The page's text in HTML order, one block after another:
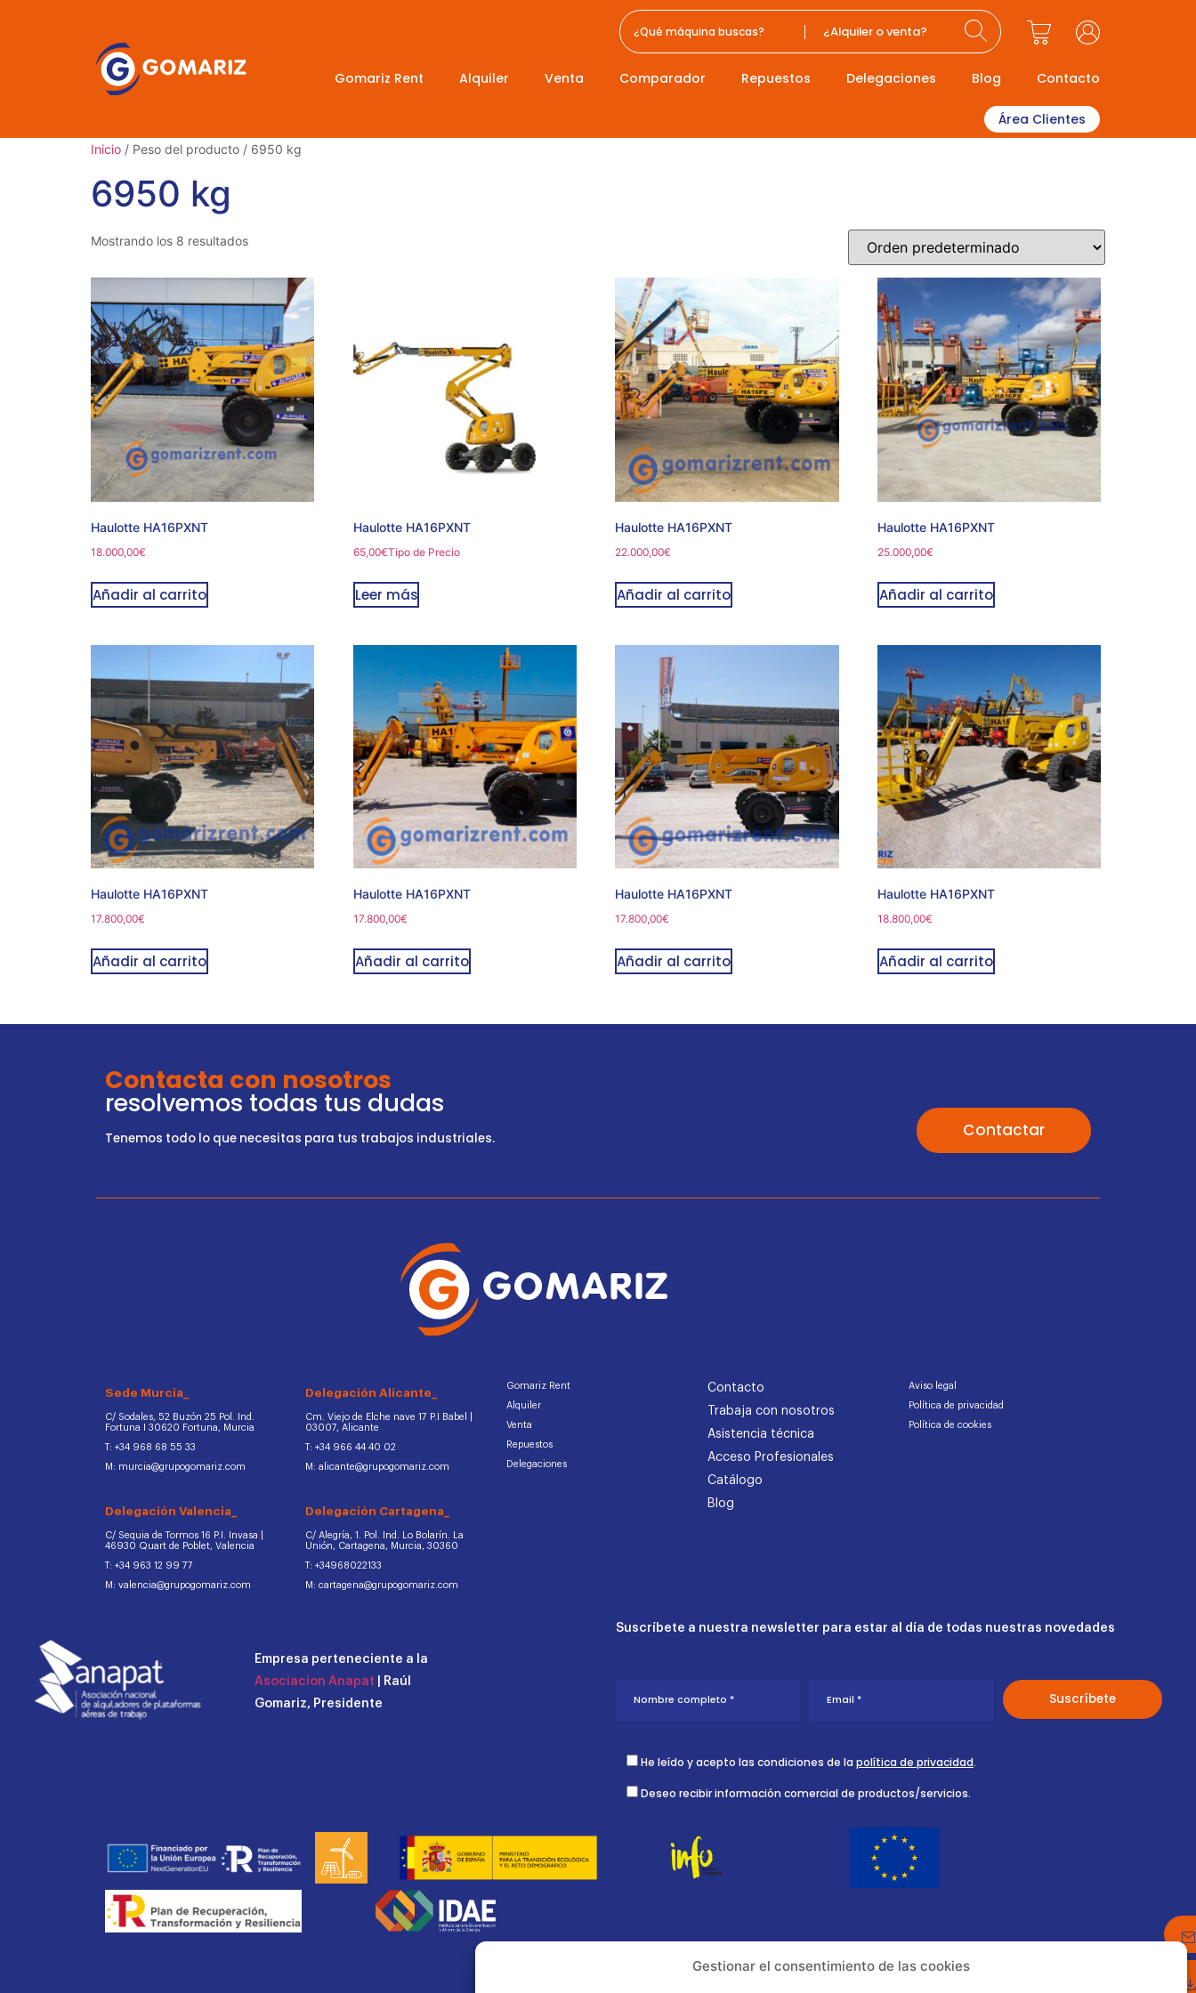
Gestionar el consentimiento de las cookies
¿Alquiler o venta?
Gomariz Rent Alquiler Venta Comparador Repuestos Delegaciones Blog Contacto
Área Clientes
Inicio / Peso del producto / 6950 kg
6950 kg
Mostrando los 8 resultados
Haulotte HA16PXNT
18.000,00€
Añadir al carrito
Haulotte HA16PXNT
65,00€Tipo de Precio
Leer más
Haulotte HA16PXNT
22.000,00€
Añadir al carrito
Haulotte HA16PXNT
25.000,00€
Añadir al carrito
Haulotte HA16PXNT
17.800,00€
Añadir al carrito
Haulotte HA16PXNT
17.800,00€
Añadir al carrito
Haulotte HA16PXNT
17.800,00€
Añadir al carrito
Haulotte HA16PXNT
18.800,00€
Añadir al carrito
Contacta con nosotros
resolvemos todas tus dudas
Tenemos todo lo que necesitas para tus trabajos industriales. Contactar
Sede Murcia_
C/ Sodales, 52 Buzón 25 Pol. Ind.
Fortuna I 30620 Fortuna, Murcia
T: +34 968 68 55 33
M: murcia@grupogomariz.com
Delegación Valencia_
C/ Sequia de Tormos 16 P.I. Invasa |
46930 Quart de Poblet, Valencia
T: +34 963 12 99 77
M: valencia@grupogomariz.com
Delegación Alicante_
Cm. Viejo de Elche nave 17 P.I Babel |
03007, Alicante
T: +34 966 44 40 02
M: alicante@grupogomariz.com
Delegación Cartagena_
C/ Alegría, 1. Pol. Ind. Lo Bolarín. La
Unión, Cartagena, Murcia, 30360
T: +34968022133
M: cartagena@grupogomariz.com
Gomariz Rent
Alquiler
Venta
Repuestos
Delegaciones
Contacto
Trabaja con nosotros
Asistencia técnica
Acceso Profesionales
Catálogo
Blog
Aviso legal
Política de privacidad
Política de cookies
Empresa perteneciente a la
Asociacion Anapat | Raúl
Gomariz, Presidente
Suscríbete a nuestra newsletter para estar al día de todas nuestras novedades
He leído y acepto las condiciones de la política de privacidad.
Deseo recibir información comercial de productos/servicios.